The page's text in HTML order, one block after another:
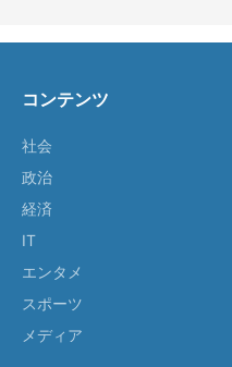
コンテンツ
社会
政治
経済
IT
エンタメ
スポーツ
メディア